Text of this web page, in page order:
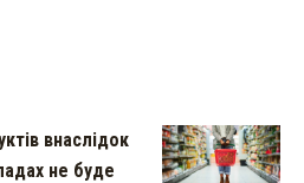
внаслідок
не буде